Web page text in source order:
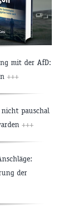
mit der AfD:
+++
pauschal
+++
der